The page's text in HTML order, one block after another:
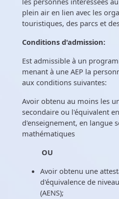
plein air en lien avec les
touristiques, des parcs et
Conditions d'admission:
Est admissible à un
menant à une AEP la
aux conditions suivantes:
Avoir obtenu au moins les
secondaire ou l'équivalent
d'enseignement, en langue
mathématiques
OU
Avoir obtenu une
d'équivalence de
(AENS);